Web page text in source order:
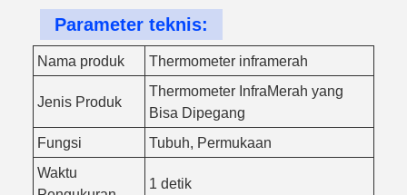
Parameter teknis:
Nama produk Thermometer inframerah
Jenis Produk
Thermometer InfraMerah yang
Bisa Dipegang
Fungsi
Tubuh, Permukaan
Waktu
1 detik